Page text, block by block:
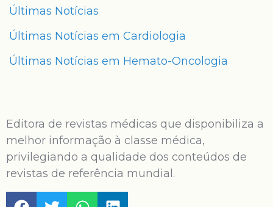
Últimas Notícias
Últimas Notícias em Cardiologia
Últimas Notícias em Hemato-Oncologia
Editora de revistas médicas que disponibiliza a
melhor informação à classe médica,
privilegiando a qualidade dos conteúdos de
revistas de referência mundial.